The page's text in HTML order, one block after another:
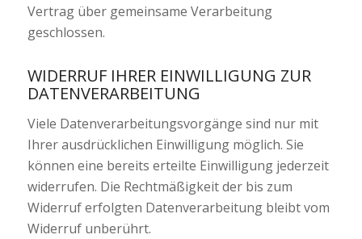
Vertrag über gemeinsame Verarbeitung
geschlossen.
WIDERRUF IHRER EINWILLIGUNG ZUR
DATENVERARBEITUNG
Viele Datenverarbeitungsvorgänge sind nur mit
Ihrer ausdrücklichen Einwilligung möglich. Sie
können eine bereits erteilte Einwilligung jederzeit
widerrufen. Die Rechtmäßigkeit der bis zum
Widerruf erfolgten Datenverarbeitung bleibt vom
Widerruf unberührt.